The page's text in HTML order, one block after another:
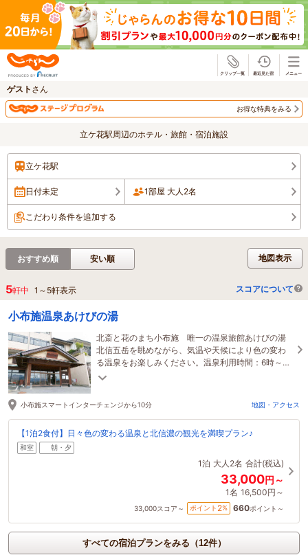
ゲスト さん
お得な特典をみる
立ケ花駅周辺のホテル・旅館・宿泊施設
立ケ花駅
日付未定 1部屋 大人2名
こだわり条件を追加する
地図表示
おすすめ順 安い順
5軒中 1 ～ 5軒表示 スコアについて
小布施温泉あけびの湯
北斎と花のまち小布施 唯一の温泉旅館あけびの湯
北信五岳を眺めながら、気温や天候により色の変わ
る温泉をお楽しみください。温泉利用時間：6時～23
時。宿泊者専用時間：21時～23時。
小布施スマートインターチェンジから10分 地図・アクセス
【1泊2食付】日々色の変わる温泉と北信濃の観光を満喫プラン♪
和室 朝・夕
1泊 大人2名 合計(税込)
33,000円～
1名 16,500円～
33,000スコア～ ポイント 2% 660ポイント～
すべての宿泊プランをみる（12件）